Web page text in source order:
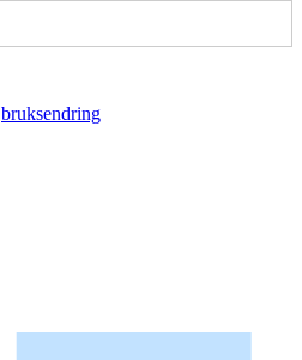
bruksendring